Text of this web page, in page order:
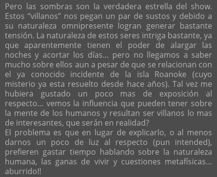
Pero las sombras son la verdadera estrella del show.
Estos “villanos” nos pegan un par de sustos y debido a
su naturaleza omnipresente logran generar bastante
tensión. La naturaleza de estos seres intriga bastante, ya
que aparentemente tienen el poder de alargar las
noches y acortar los días… pero no llegamos a saber
mucho sobre ellos aun a pesar de que se relacionan con
el ya conocido incidente de la isla Roanoke (cuyo
misterio ya esta resuelto desde hace años). Tal vez me
hubiera gustado un poco mas de exposición al
respecto… vemos la influencia que pueden tener sobre
la mente de los humanos y resultan ser villanos lo mas
de interesantes, que serán en realidad?
El problema es que en lugar de explicarlo, o al menos
darnos un poco de luz al respecto (pun intended),
prefieren gastar tiempo hablando sobre la naturaleza
humana, las ganas de vivir y cuestiones metafísicas…
aburrido!!